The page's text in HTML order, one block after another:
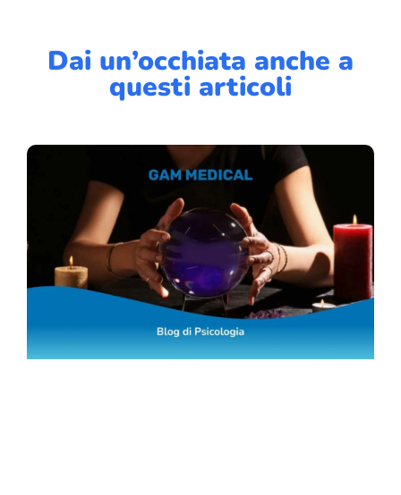
Dai un’occhiata anche a
questi articoli